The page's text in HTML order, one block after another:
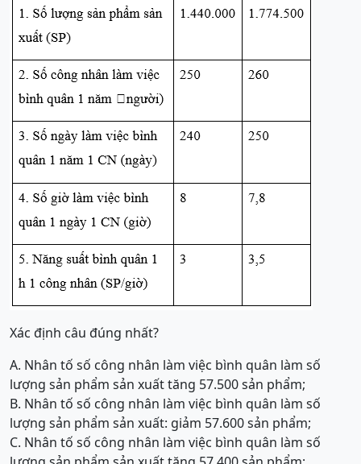
Xác định câu đúng nhất?
A. Nhân tố số công nhân làm việc bình quân làm số
lượng sản phẩm sản xuất tăng 57.500 sản phẩm;
B. Nhân tố số công nhân làm việc bình quân làm số
lượng sản phẩm sản xuất: giảm 57.600 sản phẩm;
C. Nhân tố số công nhân làm việc bình quân làm số